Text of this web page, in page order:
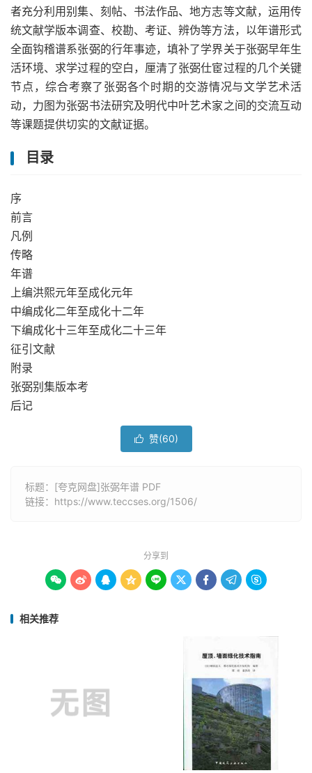
者充分利用别集、刻帖、书法作品、地方志等文献，运用传
统文献学版本调查、校勘、考证、辨伪等方法，以年谱形式
全面钩稽谱系张弼的行年事迹，填补了学界关于张弼早年生
活环境、求学过程的空白，厘清了张弼仕宦过程的几个关键
节点，综合考察了张弼各个时期的交游情况与文学艺术活
动，力图为张弼书法研究及明代中叶艺术家之间的交流互动
等课题提供切实的文献证据。
目录
序
前言
凡例
传略
年谱
上编洪熙元年至成化元年
中编成化二年至成化十二年
下编成化十三年至成化二十三年
征引文献
附录
张弼别集版本考
后记
 赞(60)
标题：[夸克网盘]张弼年谱 PDF
链接： https://www.teccses.org/1506/
分享到
        
相关推荐